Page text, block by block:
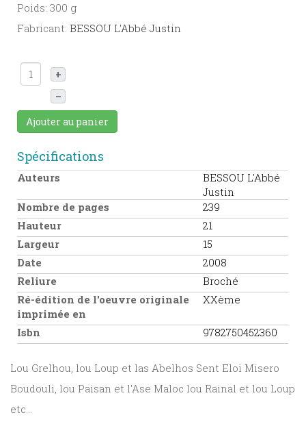
Poids: 300 g
Fabricant: BESSOU L'Abbé Justin
+
–
Ajouter au panier
Spécifications
Auteurs
BESSOU L'Abbé
Justin
Nombre de pages
239
Hauteur
21
Largeur
15
Date
2008
Reliure
Broché
Ré-édition de l'oeuvre originale
imprimée en
XXème
Isbn 9782750452360
Lou Grelhou, lou Loup et las Abelhos Sent Eloi Misero
Boudouli, lou Paisan et l'Ase Maloc lou Rainal et lou Loup
etc...